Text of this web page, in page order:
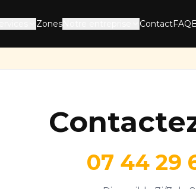
Zones ContactFAQ
07 44 29